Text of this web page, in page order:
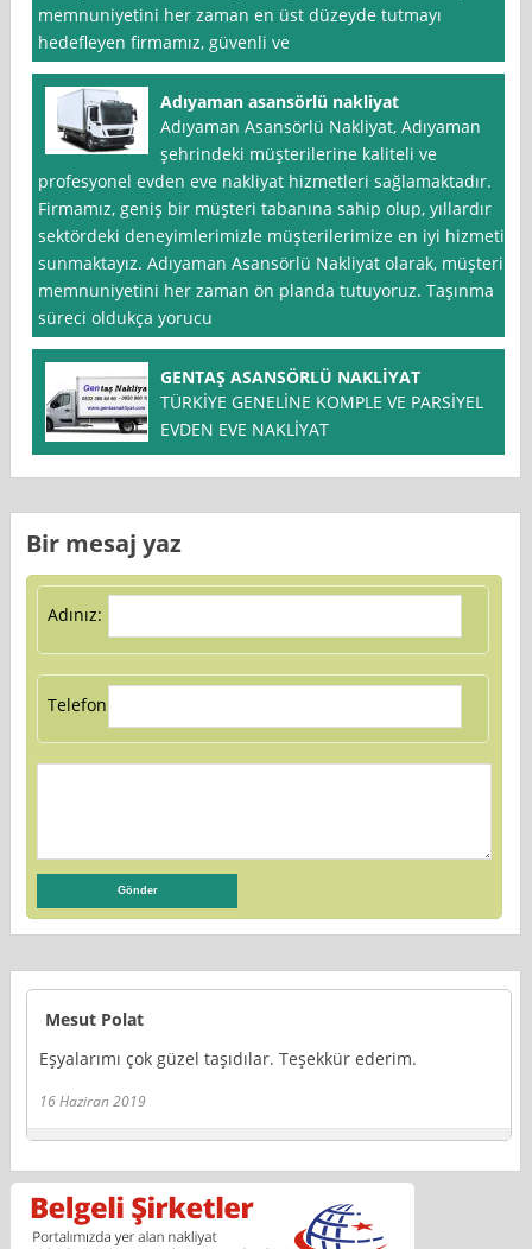
memnuniyetini her zaman en üst düzeyde tutmayı
hedefleyen firmamız, güvenli ve
Adıyaman asansörlü nakliyat
Adıyaman Asansörlü Nakliyat, Adıyaman
şehrindeki müşterilerine kaliteli ve
profesyonel evden eve nakliyat hizmetleri sağlamaktadır.
Firmamız, geniş bir müşteri tabanına sahip olup, yıllardır
sektördeki deneyimlerimizle müşterilerimize en iyi hizmeti
sunmaktayız. Adıyaman Asansörlü Nakliyat olarak, müşteri
memnuniyetini her zaman ön planda tutuyoruz. Taşınma
süreci oldukça yorucu
GENTAŞ ASANSÖRLÜ NAKLİYAT
TÜRKİYE GENELİNE KOMPLE VE PARSİYEL
EVDEN EVE NAKLİYAT
Bir mesaj yaz
Adınız:
Telefon:
Mesut Polat
Eşyalarımı çok güzel taşıdılar. Teşekkür ederim.
16 Haziran 2019